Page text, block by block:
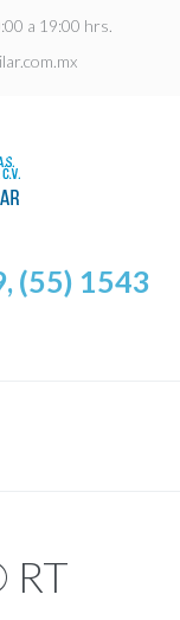
a 19:00 hrs.
(55) 1543
RT